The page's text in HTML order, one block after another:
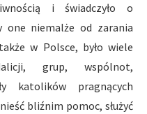
i świadczyło o
one niemalże od zarania
w Polsce, było wiele
grup, wspólnot,
katolików pragnących
bliźnim pomoc, służyć